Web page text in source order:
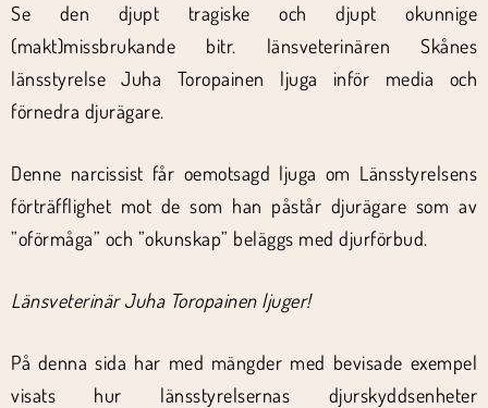
Se den djupt tragiske och djupt okunnige
(makt)missbrukande bitr. länsveterinären Skånes
länsstyrelse Juha Toropainen ljuga inför media och
förnedra djurägare.
Denne narcissist får oemotsagd ljuga om Länsstyrelsens
förträfflighet mot de som han påstår djurägare som av
”oförmåga” och ”okunskap” beläggs med djurförbud.
Länsveterinär Juha Toropainen ljuger!
På denna sida har med mängder med bevisade exempel
visats hur länsstyrelsernas djurskyddsenheter